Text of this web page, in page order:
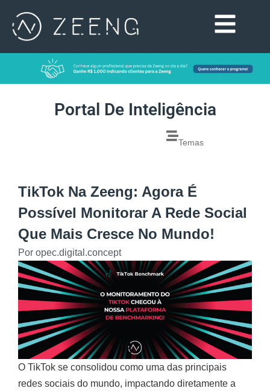
Portal De Inteligência
Temas
TikTok Na Zeeng: Agora É
Possível Monitorar A Rede Social
Que Mais Cresce No Mundo!
Por opec.digital.concept
O TikTok se consolidou como uma das principais
redes sociais do mundo, impactando diretamente a